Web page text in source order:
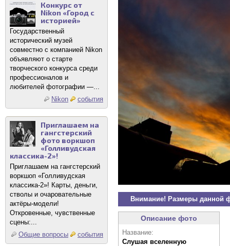
Конкурс от
Nikon «Город с
историей»
Государственный
исторический музей
совместно с компанией Nikon
объявляют о старте
творческого конкурса среди
профессионалов и
любителей фотографии —...
Nikon
события
Приглашаем на
гангстерский
фото воркшоп
«Голливудская
классика-2»!
Приглашаем на гангстерский
воркшоп «Голливудская
классика-2»! Карты, деньги,
стволы и очаровательные
актёры-модели!
Откровенные, чувственные
сцены:...
Общие вопросы
события
Внимание! Размеры данной
Описание фото
Название:
Слушая вселенную